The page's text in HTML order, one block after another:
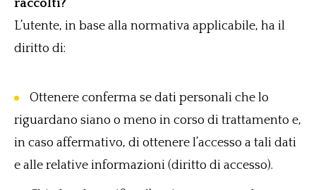
raccolti?
L’utente, in base alla normativa applicabile, ha il
diritto di:
Ottenere conferma se dati personali che lo
riguardano siano o meno in corso di trattamento e,
in caso affermativo, di ottenere l’accesso a tali dati
e alle relative informazioni (diritto di accesso).